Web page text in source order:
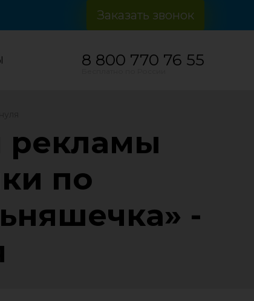
Заказать звонок
8 800 770 76 55
рекламы
по
-